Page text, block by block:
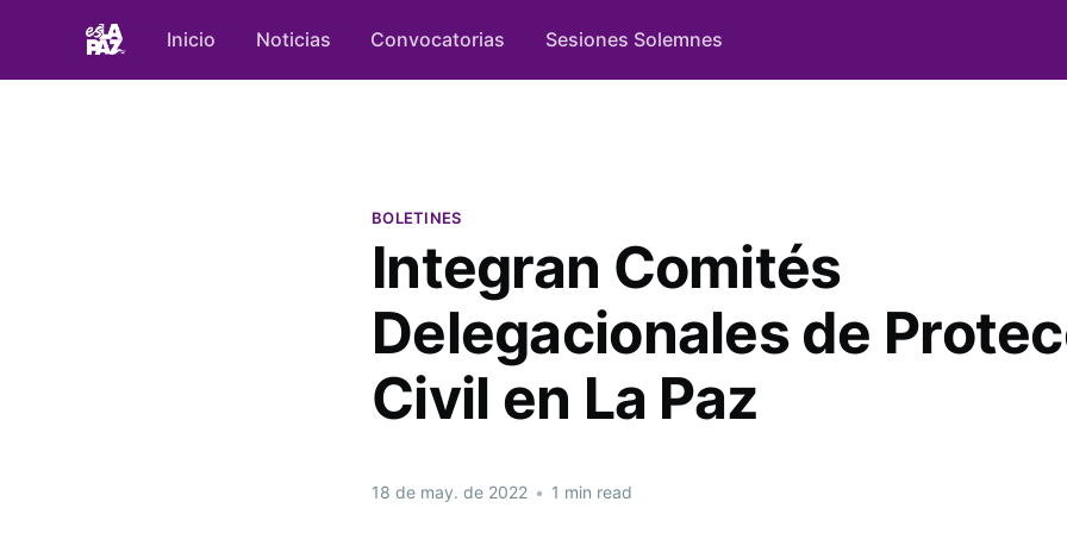
Inicio Noticias Convocatorias Sesiones Solemnes
BOLETINES
Integran Comités
Delegacionales de
Civil en La Paz
18 de may. de 2022 • 1 min read